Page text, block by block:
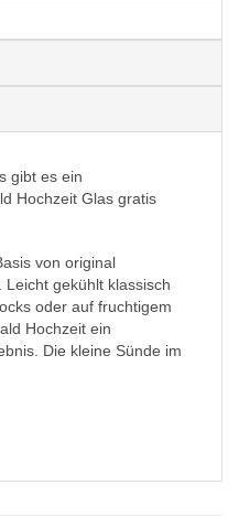
gibt es ein
Hochzeit Glas gratis
von original
Leicht gekühlt klassisch
oder auf fruchtigem
Hochzeit ein
Die kleine Sünde im